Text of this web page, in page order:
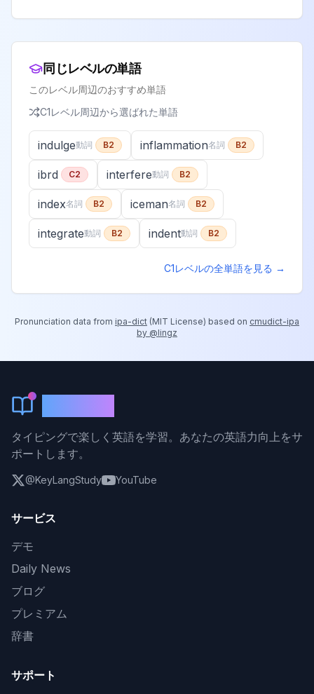
同じレベルの単語
このレベル周辺のおすすめ単語
C1レベル周辺から選ばれた単語
indulge動詞 B2 inflammation名詞 B2
ibrd C2 interfere動詞 B2
index名詞 B2 iceman名詞 B2
integrate動詞 B2 indent動詞 B2
C1レベルの全単語を見る →
Pronunciation data from ipa-dict (MIT License) based on cmudict-ipa
by @lingz
タイピングで楽しく英語を学習。あなたの英語力向上をサ
ポートします。
@KeyLangStudy YouTube
サービス
デモ
Daily News
ブログ
プレミアム
辞書
サポート